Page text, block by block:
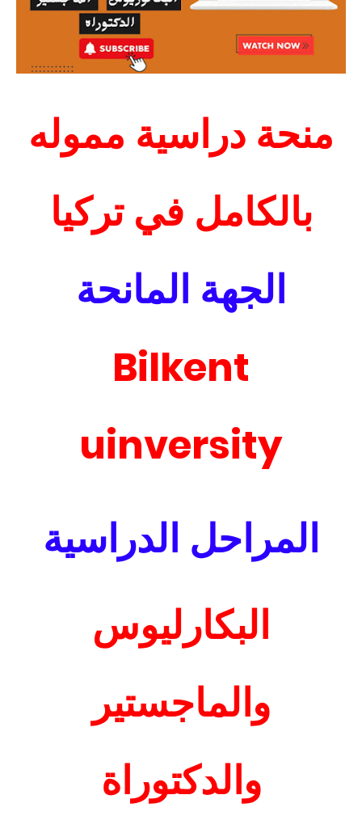
منحة دراسية مموله
بالكامل في تركيا
الجهة المانحة
Bilkent
uinversity
المراحل الدراسية
البكارليوس
والماجستير
والدكتوراة